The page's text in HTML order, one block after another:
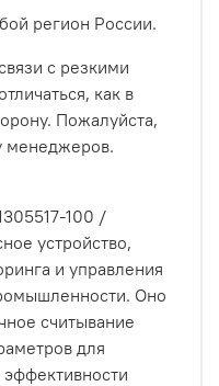
регион России.
с резкими
как в
Пожалуйста,
менеджеров.
100 /
устройство,
и управления
Оно
считывание
для